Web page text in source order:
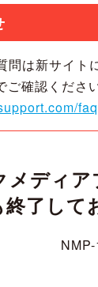
問は新サイト
確認ください
メディ
了して